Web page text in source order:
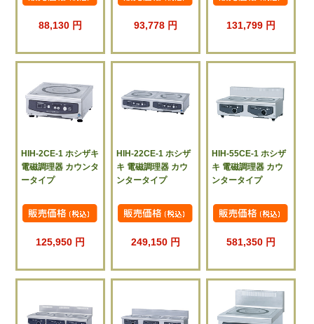
88,130 円 93,778 円 131,799 円
HIH-2CE-1 ホシザキ
電磁調理器 カウンタ
ータイプ
125,950 円
HIH-22CE-1 ホシザ
キ 電磁調理器 カウ
ンタータイプ
249,150 円
HIH-55CE-1 ホシザ
キ 電磁調理器 カウ
ンタータイプ
581,350 円